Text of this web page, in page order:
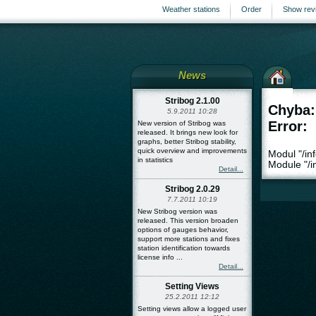
Show
Order
Weather stations
News
Stribog 2.1.00
5.9.2011 10:28
New version of Stribog was
released. It brings new look for
graphs, better Stribog stability,
quick overview and improvements
in statistics
Detail...
Stribog 2.0.29
7.7.2011 10:19
New Stribog version was
released. This version broaden
options of gauges behavior,
support more stations and fixes
station identification towards
license info ...
Detail...
Setting Views
25.2.2011 12:12
Setting views allow a logged user
Chyba:
Error:
Modul "/
Module "/